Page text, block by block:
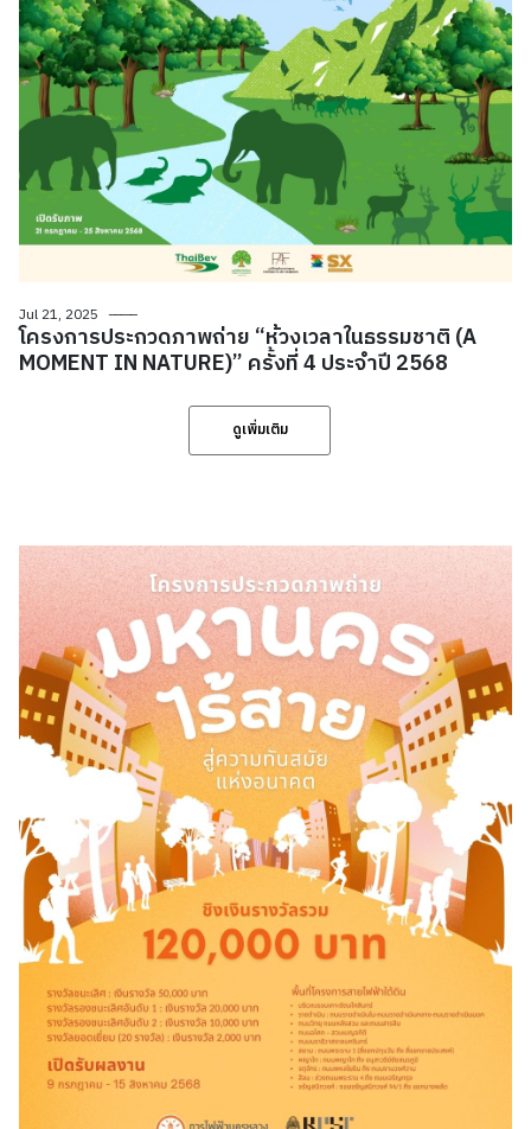
Jul 21, 2025
โครงการประกวดภาพถ่าย “ห้วงเวลาในธรรมชาติ (A
MOMENT IN NATURE)” ครั้งที่ 4 ประจำปี 2568
ดูเพิ่มเติม